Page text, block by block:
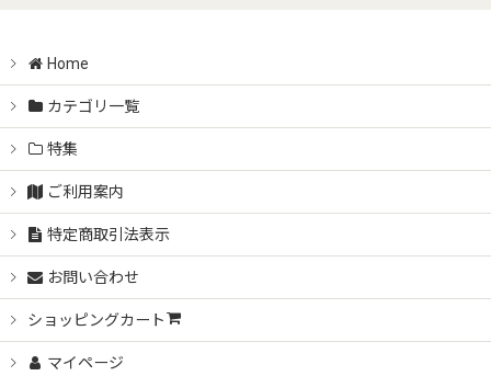
Home
カテゴリ一覧
特集
ご利用案内
特定商取引法表示
お問い合わせ
ショッピングカート
マイページ